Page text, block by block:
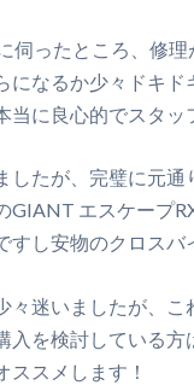
伺ったところ、修
になるか少々ドキ
当に良心的でスタッ
したが、完璧に元
GIANT エスケープ
すし安物のクロスバ
々迷いましたが、
入を検討している
ススメします！